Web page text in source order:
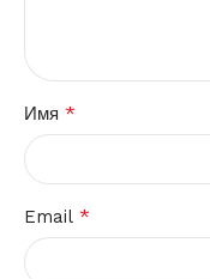
Имя *
Email *